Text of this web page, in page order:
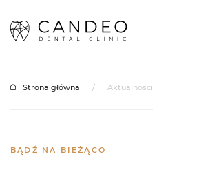
Strona główna / Aktualności
BĄDŹ NA BIEŻĄCO